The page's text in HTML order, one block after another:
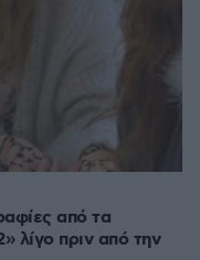
από τα
λίγο πριν από την